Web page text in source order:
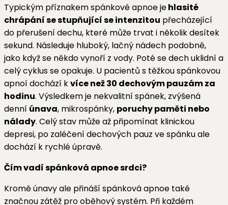
Typickým příznakem spánkové apnoe jehlasité
chrápání se stupňující se intenzitou přecházející
do přerušení dechu, které může trvat i několik desítek
sekund. Následuje hluboký, lačný nádech podobně,
jako když se někdo vynoří z vody. Poté se dech uklidní a
celý cyklus se opakuje. U pacientů s těžkou spánkovou
apnoí dochází kvíce než 30 dechovým pauzám za
hodinu. Výsledkem je nekvalitní spánek, zvýšená
denní únava, mikrospánky, poruchy paměti nebo
nálady. Celý stav může až připomínat klinickou
depresi, po zaléčení dechových pauz ve spánku ale
dochází k rychlé úpravě.
Čím vadí spánková apnoe srdci?
Kromě únavy ale přináší spánková apnoe také
značnou zátěž pro oběhový systém. Při každém